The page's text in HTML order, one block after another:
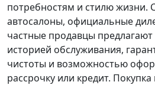
потребностям и стилю жизни.
автосалоны, официальные
частные продавцы
историей обслуживания,
чистоты и возможностью
рассрочку или кредит.